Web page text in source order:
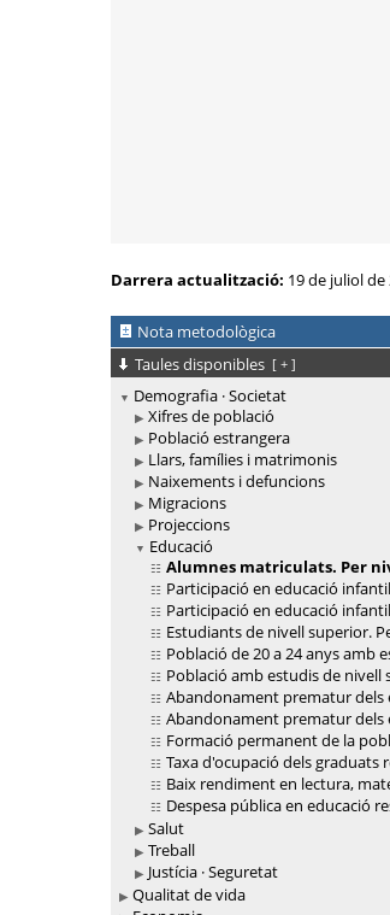
Darrera actualització: 19 de juliol de
Nota metodològica
Taules disponibles [ + ]
Demografia · Societat
Xifres de població
Població estrangera
Llars, famílies i matrimonis
Naixements i defuncions
Migracions
Projeccions
Educació
Alumnes matriculats. Per
Participació en educació
Participació en educació
Estudiants de nivell superior.
Població de 20 a 24 anys amb
Població amb estudis de nivell
Abandonament prematur dels
Abandonament prematur dels
Formació permanent de la
Taxa d'ocupació dels graduats
Baix rendiment en lectura,
Despesa pública en educació
Salut
Treball
Justícia · Seguretat
Qualitat de vida